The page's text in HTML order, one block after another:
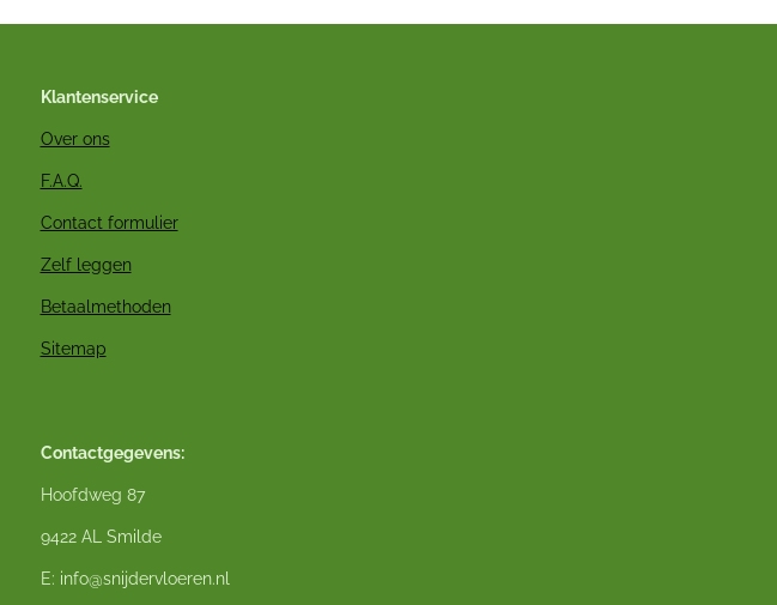
Klantenservice
Over ons
F.A.Q.
Contact formulier
Zelf leggen
Betaalmethoden
Sitemap
Contactgegevens:
Hoofdweg 87
9422 AL Smilde
E: info@snijdervloeren.nl